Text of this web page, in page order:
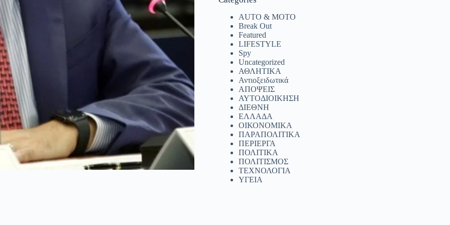
AUTO & MOTO
Break Out
Featured
LIFESTYLE
Spy
Uncategorized
ΑΘΛΗΤΙΚΑ
Αντιοξειδωτικά
ΑΠΟΨΕΙΣ
ΑΥΤΟΔΙΟΙΚΗΣΗ
ΔΙΕΘΝΗ
ΕΛΛΑΔΑ
ΟΙΚΟΝΟΜΙΚΑ
ΠΑΡΑΠΟΛΙΤΙΚΑ
ΠΕΡΙΕΡΓΑ
ΠΟΛΙΤΙΚΑ
ΠΟΛΙΤΙΣΜΟΣ
ΤΕΧΝΟΛΟΓΙΑ
ΥΓΕΙΑ